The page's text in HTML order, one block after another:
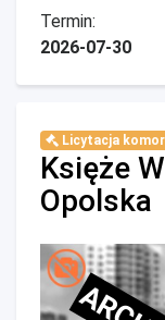
Termin:
2026-07-30
Licytacja
Księże
Opolska